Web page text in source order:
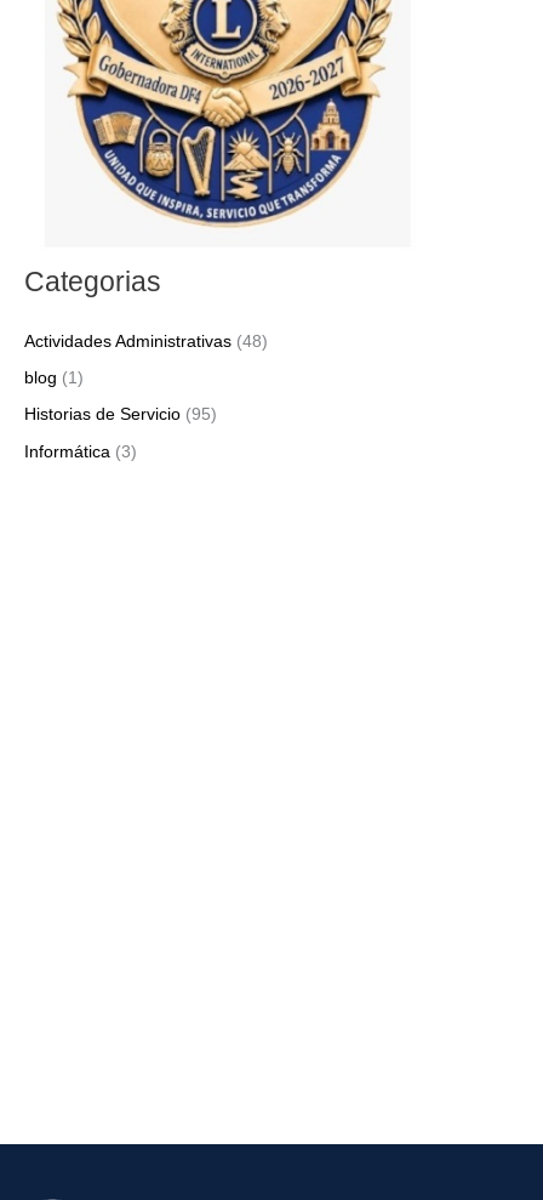
Categorias
Actividades Administrativas (48)
blog (1)
Historias de Servicio (95)
Informática (3)